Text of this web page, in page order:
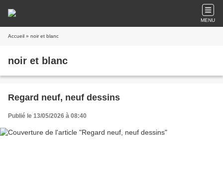
MENU
Accueil » noir et blanc
noir et blanc
Regard neuf, neuf dessins
Publié le 13/05/2026 à 08:40